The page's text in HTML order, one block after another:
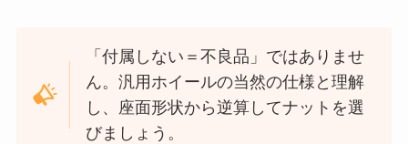
「付属しない＝不良品」ではありませ
ん。汎用ホイールの当然の仕様と理解
し、座面形状から逆算してナットを選
びましょう。